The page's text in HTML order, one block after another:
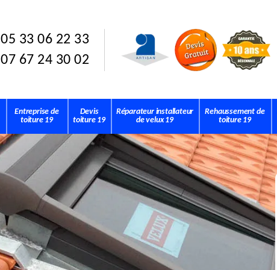
05 33 06 22 33
07 67 24 30 02
Entreprise de
toiture 19
Devis
toiture 19
Réparateur installateur
de velux 19
Rehaussement de
toiture 19